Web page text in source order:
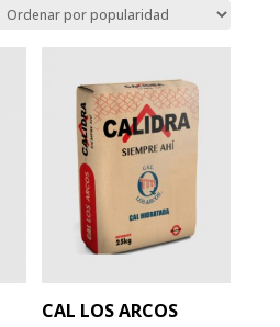
CAL LOS ARCOS